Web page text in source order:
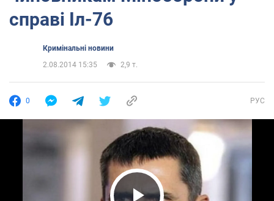
справі Іл-76
Кримінальні новини
2.08.2014 15:35
2,9 т.
0 РУС